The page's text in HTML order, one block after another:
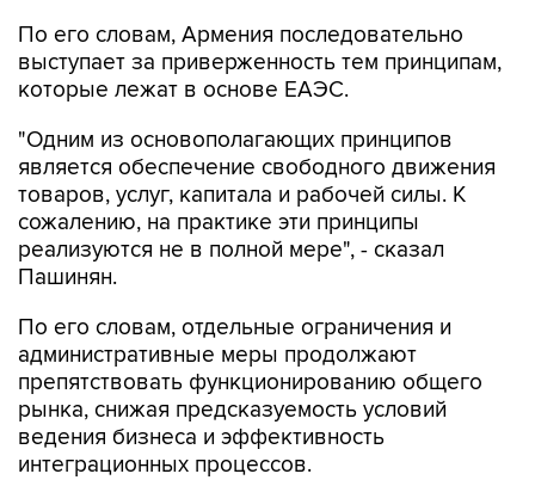
По его словам, Армения последовательно
выступает за приверженность тем принципам,
которые лежат в основе ЕАЭС.
"Одним из основополагающих принципов
является обеспечение свободного движения
товаров, услуг, капитала и рабочей силы. К
сожалению, на практике эти принципы
реализуются не в полной мере", - сказал
Пашинян.
По его словам, отдельные ограничения и
административные меры продолжают
препятствовать функционированию общего
рынка, снижая предсказуемость условий
ведения бизнеса и эффективность
интеграционных процессов.